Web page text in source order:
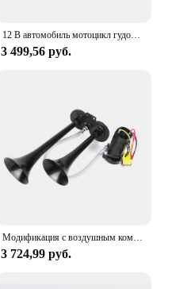
12 В автомобиль мотоцикл гудок 150 дБ электрический воздушный насос свисток Одиночная Труба 17 дюймов, громкие динамики сирена 4WD прицеп грузовик аксессуары
3 499,56 руб.
Модификация с воздушным компрессором Dual Trumpets 12 В Автомобильный Электрический гудок для мотоцикла лодки грузовика 12 в 80 А реле 150 дБ громкий
3 724,99 руб.